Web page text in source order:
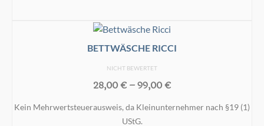
Dieses
weist
mehrere
Varianten
Die
BETTWÄSCHE RICCI
NICHT BEWERTET
28,00€ –99,00€
Kein Mehrwertsteuerausweis, da Kleinunternehmer nach §19 (1)
UStG.